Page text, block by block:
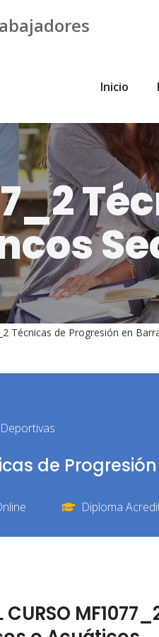
Inicio
Técnicas de Progresión en
de
Diploma
CURSO